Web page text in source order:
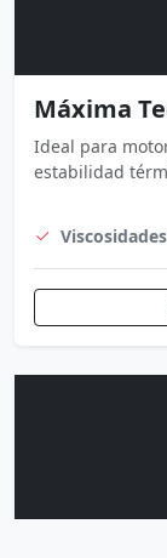
Máxima
Ideal para
estabilidad